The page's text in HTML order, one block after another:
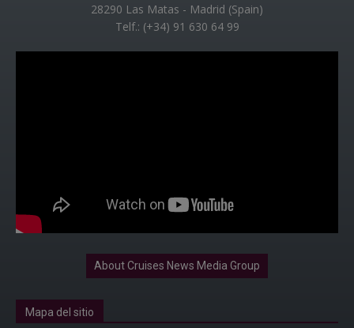
28290 Las Matas - Madrid (Spain)
Telf.: (+34) 91 630 64 99
About Cruises News Media Group
Mapa del sitio